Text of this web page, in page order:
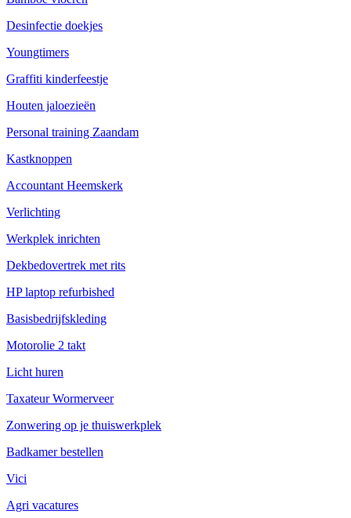
Desinfectie doekjes
Youngtimers
Graffiti kinderfeestje
Houten jaloezieën
Personal training Zaandam
Kastknoppen
Accountant Heemskerk
Verlichting
Werkplek inrichten
Dekbedovertrek met rits
HP laptop refurbished
Basisbedrijfskleding
Motorolie 2 takt
Licht huren
Taxateur Wormerveer
Zonwering op je thuiswerkplek
Badkamer bestellen
Vici
Agri vacatures